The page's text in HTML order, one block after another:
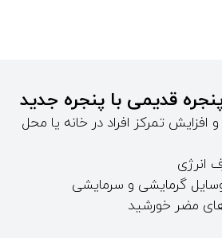
قدیمی با پنجره جدید
تمرکز افراد در خانه یا محل
انرژی
گرمایشی و سرمایشی
مضر خورشید